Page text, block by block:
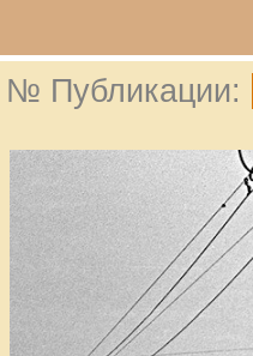
№ Публикации: